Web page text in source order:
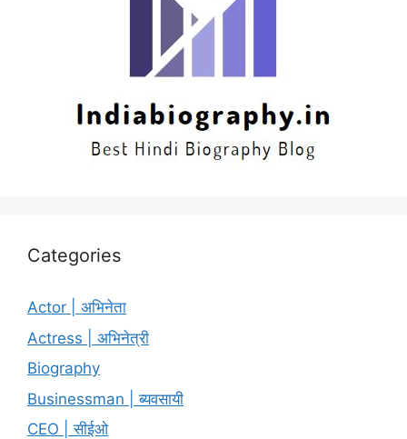
Categories
Actor | अभिनेता
Actress | अभिनेत्री
Biography
Businessman | ब्यवसायी
CEO | सीईओ